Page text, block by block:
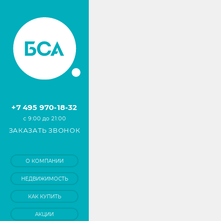
+7 495 970-18-32
с 9:00 до 21:00
ЗАКАЗАТЬ ЗВОНОК
О КОМПАНИИ
НЕДВИЖИМОСТЬ
КАК КУПИТЬ
АКЦИИ